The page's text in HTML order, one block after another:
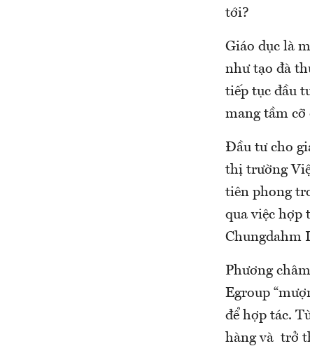
tới?
Giáo dục là
như tạo đà
tiếp tục đầu
mang tầm cỡ
Đầu tư cho
thị trường
tiên phong
qua việc hợp
Chungdahm
Phương
Egroup
để hợp tác.
hàng và trở